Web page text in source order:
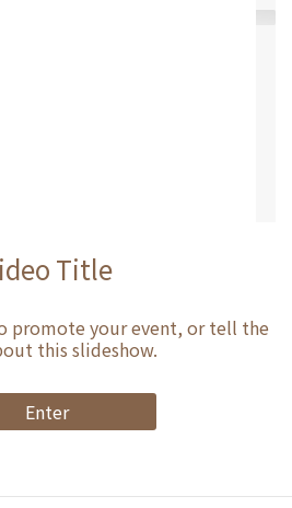
Title
promote your event, or tell the
this slideshow.
Enter